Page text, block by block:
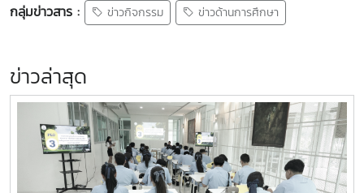
กลุ่มข่าวสาร : ข่าวกิจกรรม ข่าวด้านการศึกษา
ข่าวล่าสุด